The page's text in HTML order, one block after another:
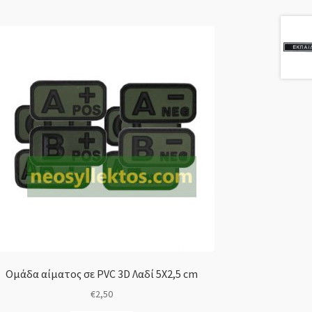
Ομάδα αίματος σε PVC 3D Λαδί 5Χ2,5 cm
€2,50